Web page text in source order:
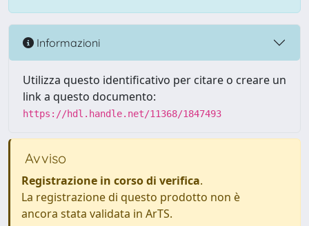
Informazioni
Utilizza questo identificativo per citare o creare un
link a questo documento:
https://hdl.handle.net/11368/1847493
Avviso
Registrazione in corso di verifica.
La registrazione di questo prodotto non è
ancora stata validata in ArTS.